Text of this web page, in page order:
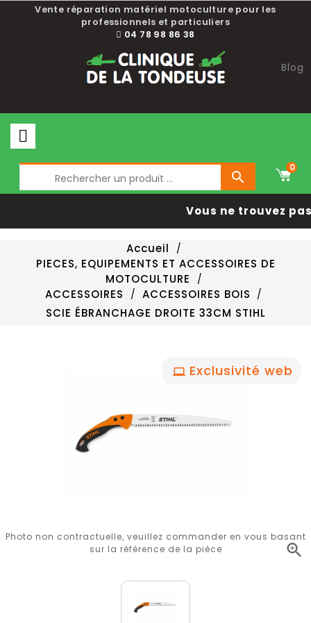
Vente réparation matériel motoculture pour les
professionnels et particuliers
04 78 98 86 38
Blog

0
Vous ne trouvez
Accueil
PIECES, EQUIPEMENTS ET ACCESSOIRES DE
MOTOCULTURE
ACCESSOIRES
ACCESSOIRES BOIS
SCIE ÉBRANCHAGE DROITE 33CM STIHL
Exclusivité web

Photo non contractuelle, veuillez commander en vous basant
sur la référence de la pièce